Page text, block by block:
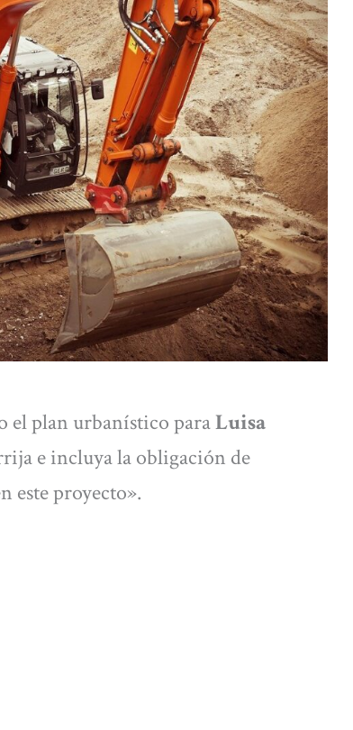
el plan urbanístico paraLuisa
e incluya la obligación de
este proyecto».